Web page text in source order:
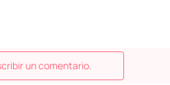
un comentario.